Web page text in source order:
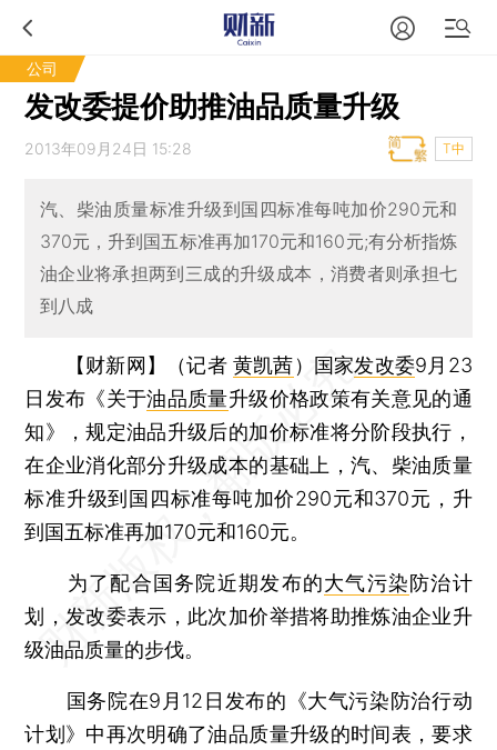
公司
发改委提价助推油品质量升级
2013年09月24日 15:28 T中
汽、柴油质量标准升级到国四标准每吨加价290元和
370元，升到国五标准再加170元和160元;有分析指炼
油企业将承担两到三成的升级成本，消费者则承担七
到八成
【财新网】（记者黄凯茜） 国家发改委9月23
日发布《关于油品质量升级价格政策有关意见的通
知》，规定油品升级后的加价标准将分阶段执行，
在企业消化部分升级成本的基础上，汽、柴油质量
标准升级到国四标准每吨加价290元和370元，升
到国五标准再加170元和160元。
为了配合国务院近期发布的大气污染防治计
划，发改委表示，此次加价举措将助推炼油企业升
级油品质量的步伐。
国务院在9月12日发布的《大气污染防治行动
计划》中再次明确了油品质量升级的时间表，要求